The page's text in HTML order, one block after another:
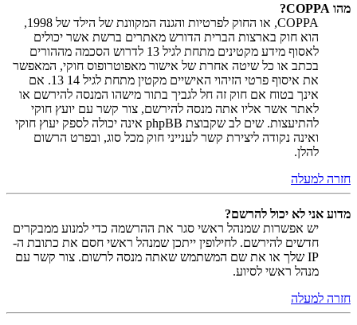
מהו COPPA?
COPPA, או החוק לפרטיות והגנה המקוונת של הילד של 1998,
הוא חוק בארצות הברית הדורש מאתרים ברשת אשר יכולים
לאסוף מידע מקטינים מתחת לגיל 13 לדרוש הסכמה מההורים
בכתב או כל שיטה אחרת של אישור מאפוטרופוס חוקי, המאפשר
את איסוף פרטי הזיהוי האישיים מקטין מתחת לגיל 14 13. אם
אינך בטוח אם חוק זה חל לגביך בתור מישהו המנסה להירשם או
לאתר אשר אליו אתה מנסה להירשם, צור קשר עם יועץ חוקי
להתיעצות. שים לב שקבוצת phpBB אינה יכולה לספק יעוץ חוקי
ואינה נקודה ליצירת קשר לענייני חוק מכל סוג, ובפרט הרשום
להלן.
חזרה למעלה
מדוע אני לא יכול להרשם?
יש אפשרות שמנהל ראשי סגר את ההרשמה כדי למנוע ממבקרים
חדשים להירשם. לחילופין ייתכן שמנהל ראשי חסם את כתובת ה-
IP שלך או את שם המשתמש שאתה מנסה לרשום. צור קשר עם
מנהל ראשי לסיוע.
חזרה למעלה